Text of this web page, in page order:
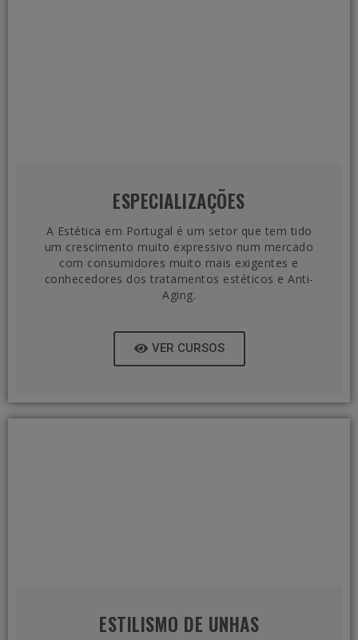
ESPECIALIZAÇÕES
A Estética em Portugal é um setor que tem tido
um crescimento muito expressivo num mercado
com consumidores muito mais exigentes e
conhecedores dos tratamentos estéticos e Anti-
Aging.
VER CURSOS
ESTILISMO DE UNHAS